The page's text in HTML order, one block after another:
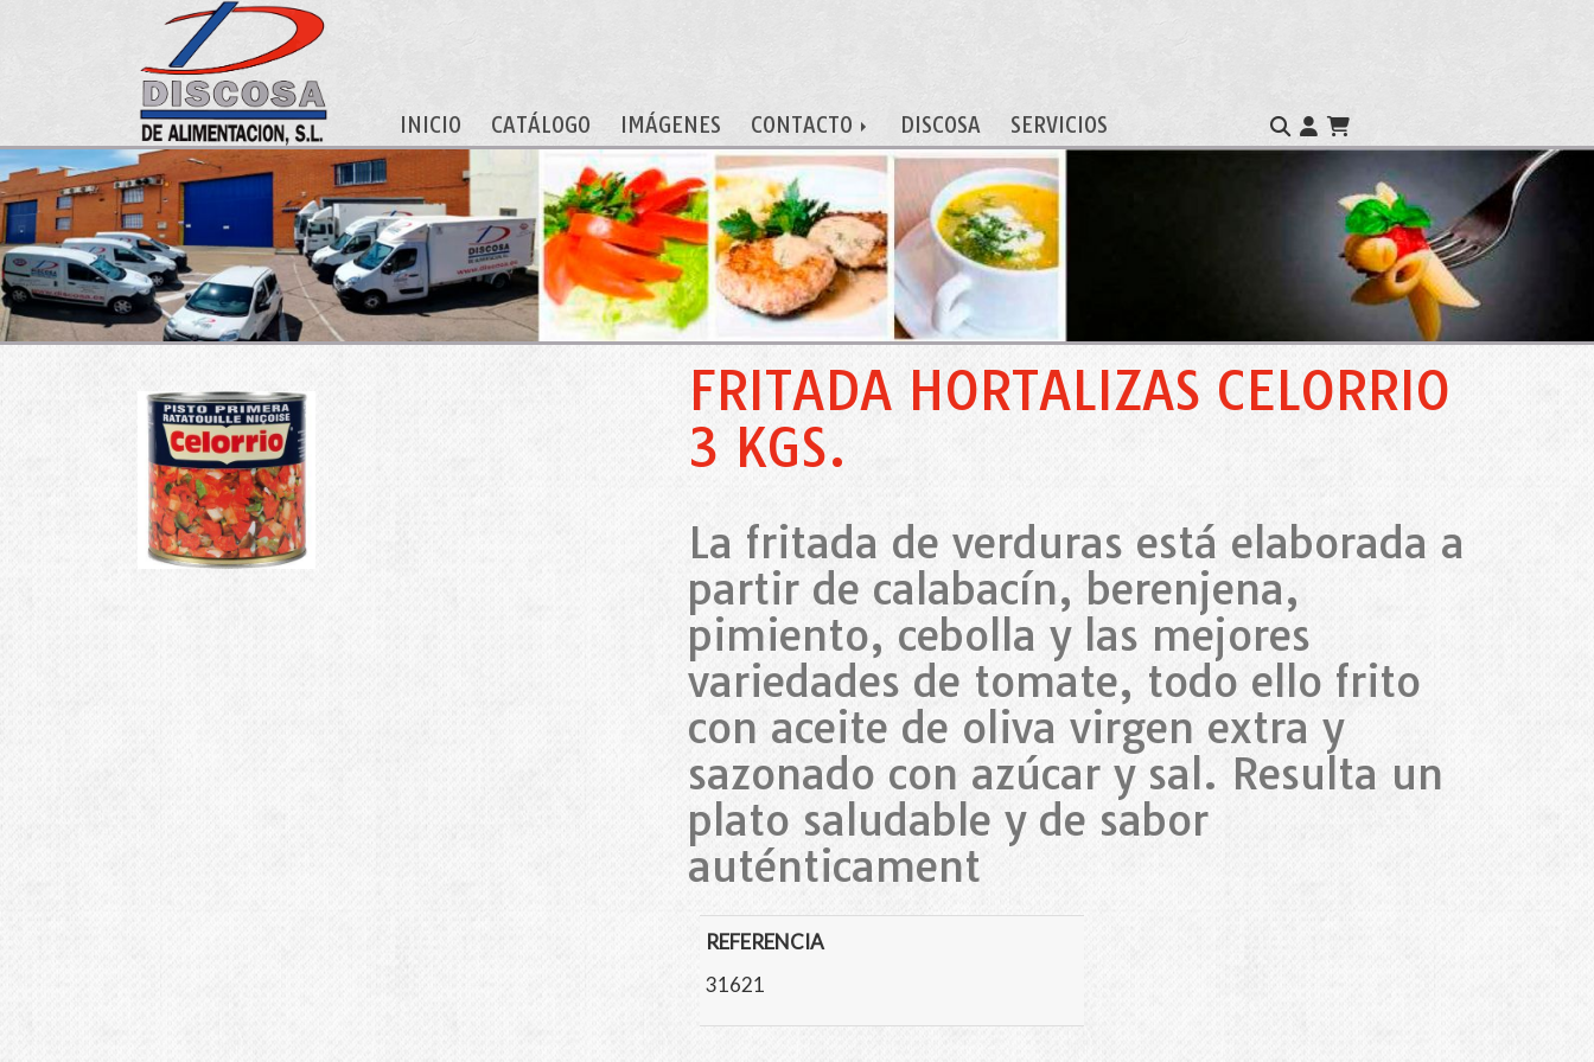
INICIO CATÁLOGO IMÁGENES CONTACTO DISCOSA SERVICIOS
FRITADA HORTALIZAS CELORRIO
3 KGS.
La fritada de verduras está elaborada a
partir de calabacín, berenjena,
pimiento, cebolla y las mejores
variedades de tomate, todo ello frito
con aceite de oliva virgen extra y
sazonado con azúcar y sal. Resulta un
plato saludable y de sabor
auténticament
REFERENCIA
31621